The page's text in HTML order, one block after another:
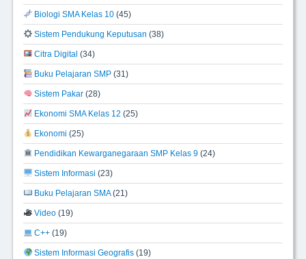
Biologi SMA Kelas 10 (45)
Sistem Pendukung Keputusan (38)
Citra Digital (34)
Buku Pelajaran SMP (31)
Sistem Pakar (28)
Ekonomi SMA Kelas 12 (25)
Ekonomi (25)
Pendidikan Kewarganegaraan SMP Kelas 9 (24)
Sistem Informasi (23)
Buku Pelajaran SMA(21)
Video (19)
C++ (19)
Sistem Informasi Geografis (19)